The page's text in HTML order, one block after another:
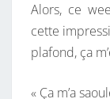
Alors, ce
cette
plafond, ça
« Ça m’a